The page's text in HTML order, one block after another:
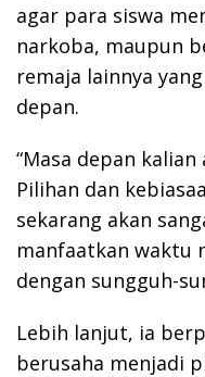
agar para siswa
narkoba, maupun
remaja lainnya
depan.
“Masa depan
Pilihan dan
sekarang akan
manfaatkan waktu
dengan sungguh-
Lebih lanjut, ia
berusaha menjadi